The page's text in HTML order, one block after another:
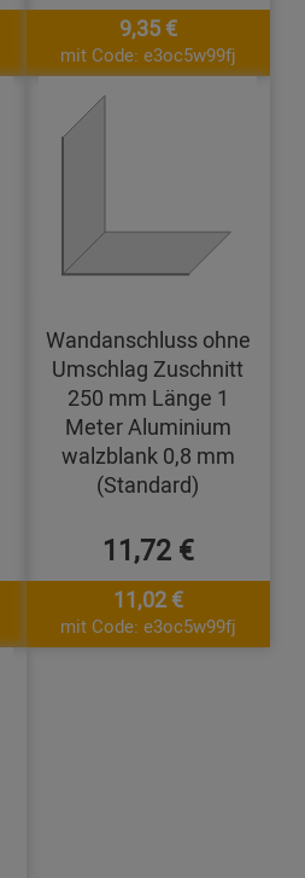
9,35 €
mit Code: e3oc5w99fj
Wandanschluss ohne
Umschlag Zuschnitt
250 mm Länge 1
Meter Aluminium
walzblank 0,8 mm
(Standard)
11,72 €
11,02 €
mit Code: e3oc5w99fj